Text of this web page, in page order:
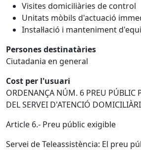
Visites domiciliàries de control
Unitats mòbils d'actuació
Instal·lació i manteniment
Persones destinatàries
Ciutadania en general
Cost per l'usuari
ORDENANÇA NÚM. 6 PREU PÚBLIC
DEL SERVEI D'ATENCIÓ
Article 6.- Preu públic exigible
Servei de Teleassistència: El preu